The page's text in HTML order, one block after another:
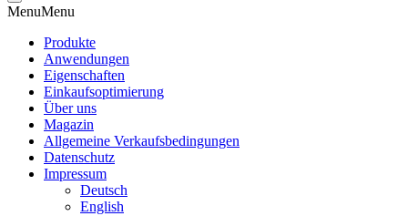
MenuMenu
Produkte
Anwendungen
Eigenschaften
Einkaufsoptimierung
Über uns
Magazin
Allgemeine Verkaufsbedingungen
Datenschutz
Impressum
Deutsch
English